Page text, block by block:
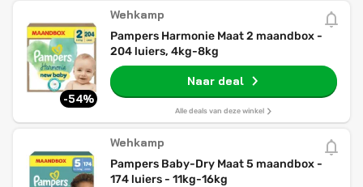
-54%
Wehkamp
Pampers Harmonie Maat 2 maandbox -
204 luiers, 4kg-8kg
Naar deal
Alle deals van deze winkel
Wehkamp
Pampers Baby-Dry Maat 5 maandbox -
174 luiers - 11kg-16kg